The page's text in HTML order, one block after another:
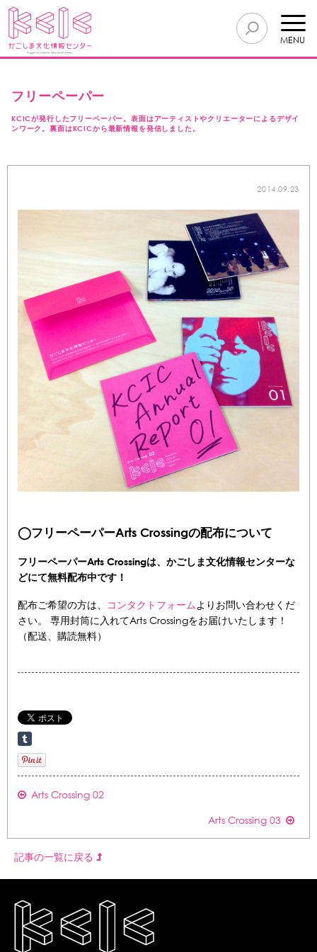
MENU
フリーペーパー
KCICが発行したフリーペーパー。表面はアーティストやクリエーターによるデザイ
ンワーク。裏面はKCICから最新情報を発信しました。
2014.09.23
◯フリーペーパーArts Crossingの配布について
フリーペーパーArts Crossingは、かごしま文化情報センターな
どにて無料配布中です！
配布ご希望の方は、 コンタクトフォームよりお問い合わせくだ
さい。 専用封筒に入れてArts Crossingをお届けいたします！
（配送、購読無料）
Arts Crossing 02
Arts Crossing 03
記事の一覧に戻る